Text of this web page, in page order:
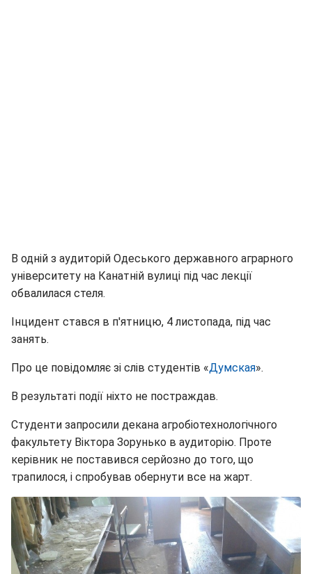
В одній з аудиторій Одеського державного аграрного
університету на Канатній вулиці під час лекції
обвалилася стеля.
Інцидент стався в п'ятницю, 4 листопада, під час
занять.
Про це повідомляє зі слів студентів «Думская».
В результаті події ніхто не постраждав.
Студенти запросили декана агробіотехнологічного
факультету Віктора Зорунько в аудиторію. Проте
керівник не поставився серйозно до того, що
трапилося, і спробував обернути все на жарт.